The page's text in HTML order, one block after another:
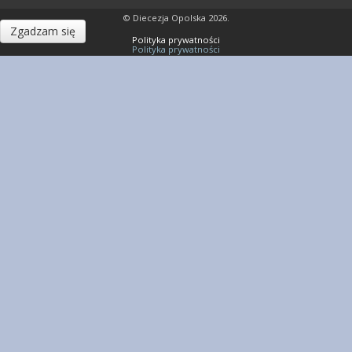
© Diecezja Opolska 2026.
Polityka prywatności
Zgadzam się
Polityka prywatności